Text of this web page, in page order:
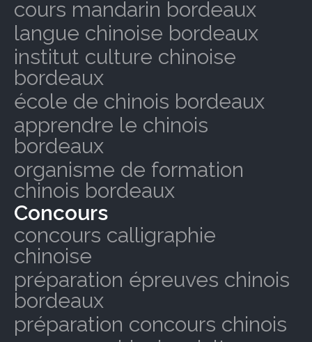
cours mandarin bordeaux
langue chinoise bordeaux
institut culture chinoise
bordeaux
école de chinois bordeaux
apprendre le chinois
bordeaux
organisme de formation
chinois bordeaux
Concours
concours calligraphie
chinoise
préparation épreuves chinois
bordeaux
préparation concours chinois